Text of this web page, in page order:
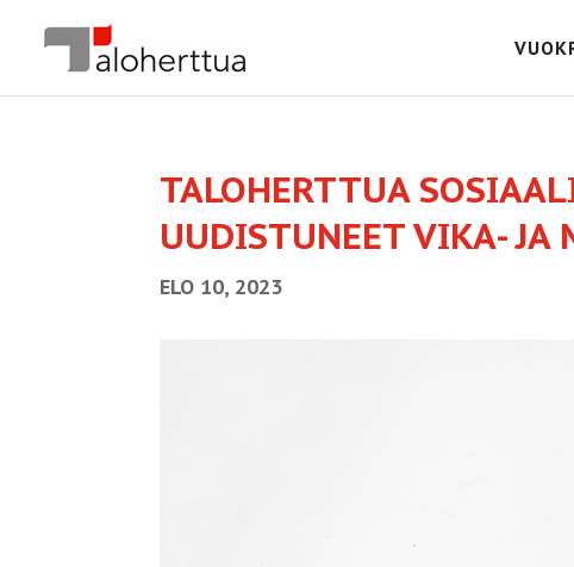
TALOHERTTUA
UUDISTUNEET VIKA-
ELO 10, 2023